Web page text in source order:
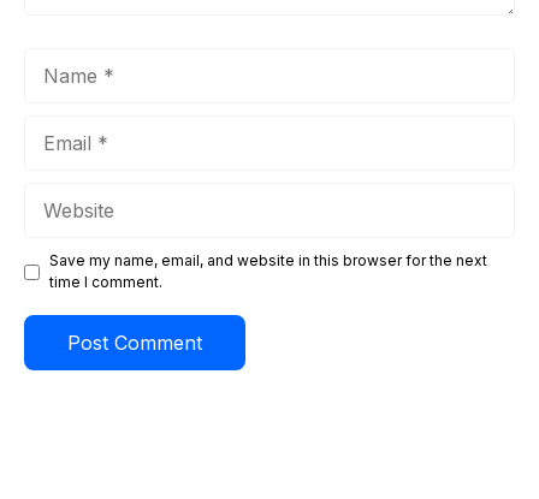
Save my name, email, and website in this browser for the next
time I comment.